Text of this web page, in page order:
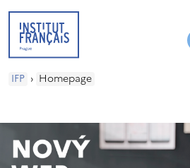
IFP › Homepage